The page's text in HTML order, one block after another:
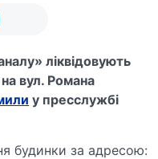
ліквідовують
на вул. Романа
у пресслужбі
будинки за адресою: